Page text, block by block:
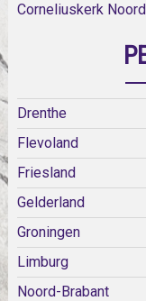
Corneliuskerk
Drenthe
Flevoland
Friesland
Gelderland
Groningen
Limburg
Noord-Brabant